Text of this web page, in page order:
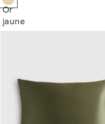
Or
jaune